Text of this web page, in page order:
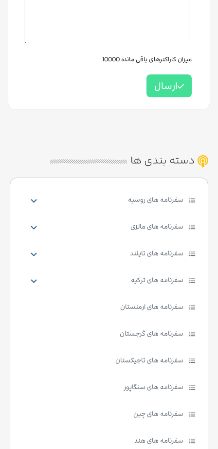
میزان کاراکترهای باقی مانده10000
ارسال
دسته بندی ها
سفرنامه های روسیه
سفرنامه های مالزی
سفرنامه های تایلند
سفرنامه های ترکیه
سفرنامه های ارمنستان
سفرنامه های گرجستان
سفرنامه های تاجیکستان
سفرنامه های سنگاپور
سفرنامه های چین
سفرنامه های هند